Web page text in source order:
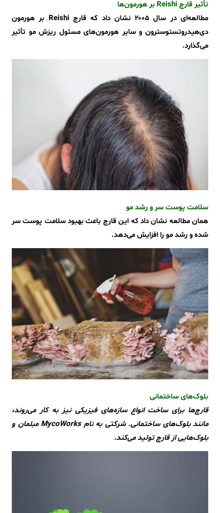
تأثیر قارچ Reishi بر هورمون‌ها
مطالعه‌ای در سال ۲۰۰۵ نشان داد که قارچ Reishi بر هورمون
دی‌هیدروتستوسترون و سایر هورمون‌های مسئول ریزش مو تأثیر
می‌گذارد.
سلامت پوست سر و رشد مو
همان مطالعه نشان داد که این قارچ باعث بهبود سلامت پوست سر
شده و رشد مو را افزایش می‌دهد.
بلوک‌های ساختمانی
قارچ‌ها برای ساخت انواع سازه‌های فیزیکی نیز به کار می‌روند،
مانند بلوک‌های ساختمانی. شرکتی به نام MycoWorks مبلمان و
بلوک‌هایی از قارچ تولید می‌کند.